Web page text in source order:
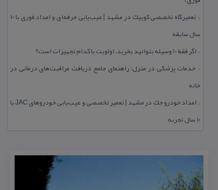
::
تعمیرگاه تخصصی كوییك در مشهد | عیب‌یابی حرفه‌ای و امداد فوری با ۱۰
سال سابقه
:: اگر فقط 10 وسیله بتوانید بخرید، اولویت با كدام تجهیزات است؟
:: خدمات پزشكی در منزل؛ راهنمای جامع دریافت مراقبت‌های درمانی در
خانه
::
امداد خودرو جك در مشهد | تعمیر تخصصی و عیب‌یابی خودروهای JAC با
۱۰ سال تجربه